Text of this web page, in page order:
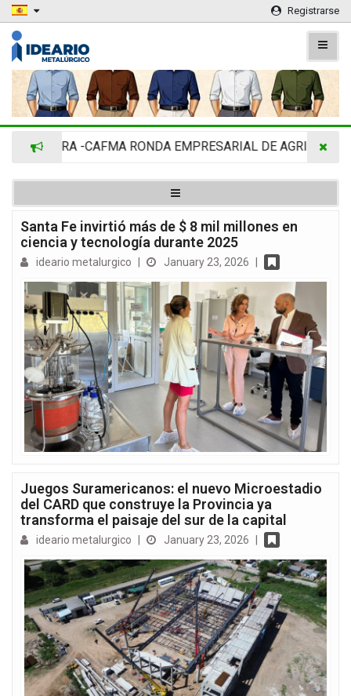
Registrarse
-CAFMA RONDA EMPRESARIAL DE AGRINOVA EN LA
Santa Fe invirtió más de $ 8 mil millones en
ciencia y tecnología durante 2025
ideario metalurgico January 23, 2026
Juegos Suramericanos: el nuevo Microestadio
del CARD que construye la Provincia ya
transforma el paisaje del sur de la capital
ideario metalurgico January 23, 2026